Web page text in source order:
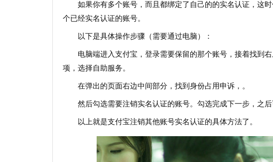
如果你有多个账号，而且都绑定了自己的的实名认证，这
个已经实名认证的账号。
以下是具体操作步骤（需要通过电脑）：
电脑端进入支付宝，登录需要保留的那个账号，接着找到
项，选择自助服务。
在弹出的页面右边中间部分，找到身份占用申诉，。
然后勾选需要注销实名认证的账号。勾选完成下一步，之
以上就是支付宝注销其他账号实名认证的具体方法了。